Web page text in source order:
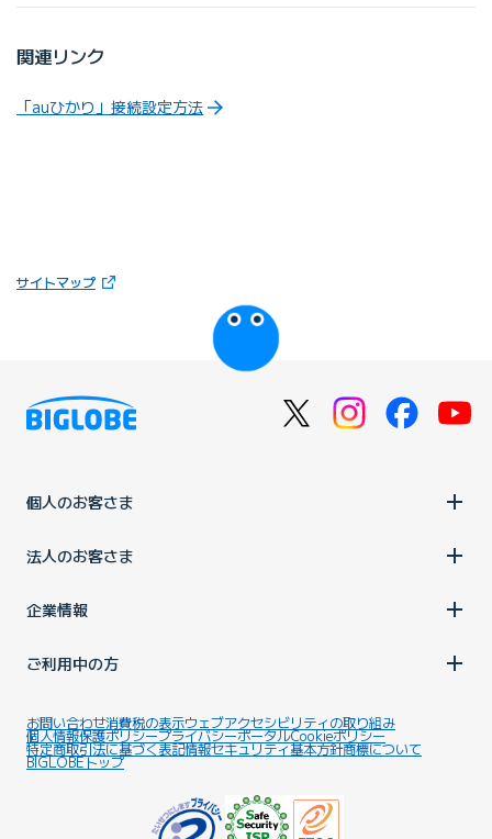
関連リンク
「auひかり」接続設定方法
サイトマップ（新しいタブで開きます）
びっぷるのページ
個人のお客さま
法人のお客さま
企業情報
ご利用中の方
お問い合わせ消費税の表示ウェブアクセシビリティの取り組み
個人情報保護ポリシープライバシーポータルCookieポリシー
特定商取引法に基づく表記情報セキュリティ基本方針商標について
BIGLOBEトップ